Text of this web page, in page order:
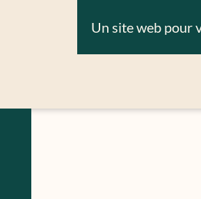
Un site web pour